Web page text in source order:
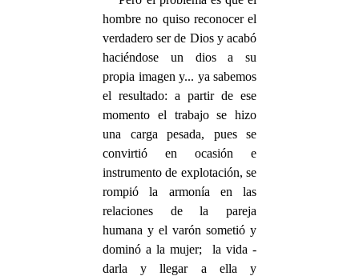
hombre no quiso reconocer el
verdadero ser de Dios y acabó
haciéndose un dios a su
propia imagen y... ya sabemos
el resultado: a partir de ese
momento el trabajo se hizo
una carga pesada, pues se
convirtió en ocasión e
instrumento de explotación, se
rompió la armonía en las
relaciones de la pareja
humana y el varón sometió y
dominó a la mujer; la vida -
darla y llegar a ella y